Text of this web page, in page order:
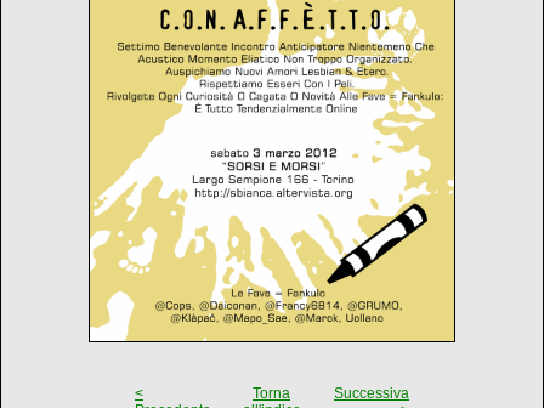
<
Torna
Successiva